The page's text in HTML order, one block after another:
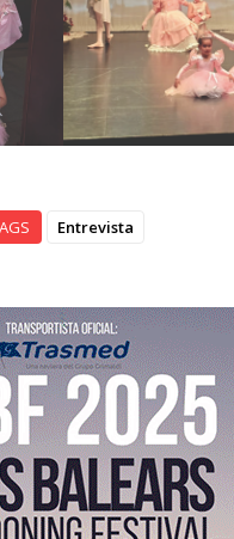
Entrevista